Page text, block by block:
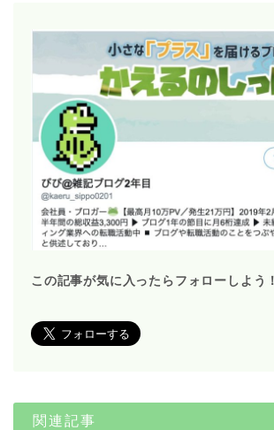
この記事が気に入ったらフォローしよう！
関連記事